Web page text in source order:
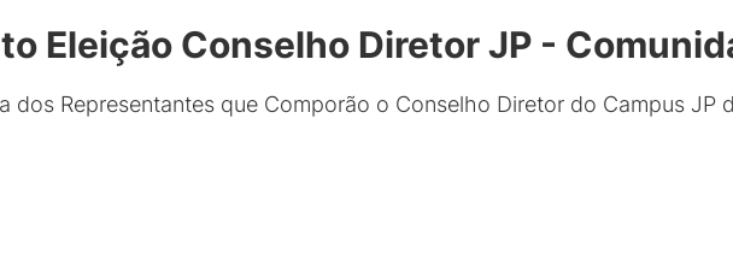
Eleição Conselho Diretor JP -
dos Representantes que Comporão o Conselho Diretor do Campus JP